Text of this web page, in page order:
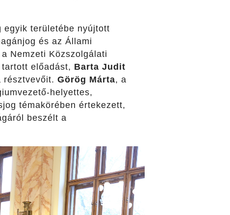
egyik területébe nyújtott
és az Állami
Nemzeti Közszolgálati
előadást, Barta Judit
résztvevőit. Görög Márta, a
helyettes,
témakörében értekezett,
beszélt a